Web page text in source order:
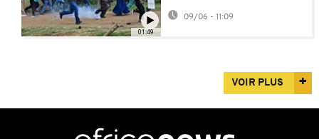
01:49
du parc national de
09/06 - 11:09
VOIR PLUS